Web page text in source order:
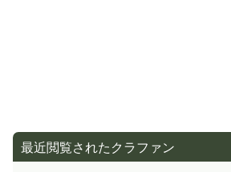
最近閲覧されたクラファン